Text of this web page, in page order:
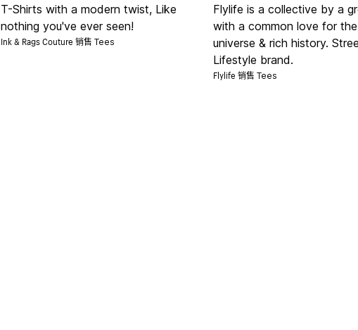
T-Shirts with a modern twist, Like
nothing you've ever seen!
Ink & Rags Couture 销售 Tees
Flylife is a collective by a
with a common love for
universe & rich history.
Lifestyle brand.
Flylife 销售 Tees